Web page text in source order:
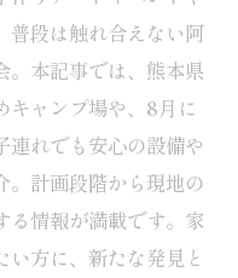
普段は触れ合えない阿
。本記事では、熊本県
キャンプ場や、8月に
連れでも安心の設備や
。計画段階から現地の
る情報が満載です。家
方に、新たな発見と